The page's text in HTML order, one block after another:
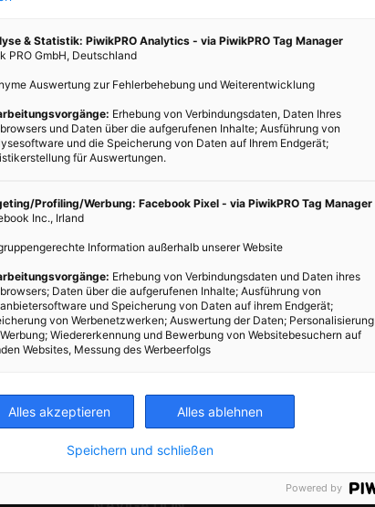
& Statistik: PiwikPRO Analytics - via PiwikPRO Tag Manager
PRO GmbH, Deutschland
Auswertung zur Fehlerbehebung und Weiterentwicklung
Erhebung von Verbindungsdaten, Daten Ihres
und Daten über die aufgerufenen Inhalte; Ausführung von
und die Speicherung von Daten auf Ihrem Endgerät;
für Auswertungen.
Profiling/Werbung: Facebook Pixel - via PiwikPRO Tag Manager
Inc., Irland
Information außerhalb unserer Website
Erhebung von Verbindungsdaten und Daten ihres
Daten über die aufgerufenen Inhalte; Ausführung von
und Speicherung von Daten auf ihrem Endgerät;
von Werbenetzwerken; Auswertung der Daten; Personalisierung
Wiedererkennung und Bewerbung von Websitebesuchern auf
Websites, Messung des Werbeerfolgs
Alles akzeptieren Alles ablehnen
Speichern und schließen
Powered by